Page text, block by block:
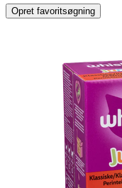
Opret favoritsøgning